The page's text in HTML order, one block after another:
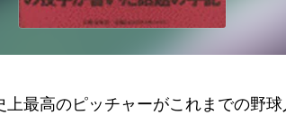
最高のピッチャーがこれまでの野球